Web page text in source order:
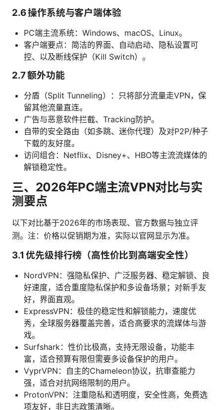
2.6 操作系统与客户端体验
PC端主流系统：Windows、macOS、Linux。
客户端要点：简洁的界面、自动启动、隐私设置可
控、以及断线保护（Kill Switch）。
2.7 额外功能
分盾（Split Tunneling）：只将部分流量走VPN，保
留其他流量直连。
广告与恶意软件拦截、Tracking防护。
自带的安全路由（如多跳、迷你代理）及对P2P/种子
下载的友好度。
访问组合：Netflix、Disney+、HBO等主流流媒体的
解锁稳定性。
三、2026年PC端主流VPN对比与实
测要点
以下对比基于2026年的市场表现、官方数据与独立评
测。注：价格以促销期为准，实际以官网显示为准。
3.1 优先级排行榜（高性价比到高端安全性）
NordVPN：强隐私保护、广泛服务器、稳定解锁、良
好速度，适合重度隐私保护和多设备场景；对新手友
好，界面直观。
ExpressVPN：极佳的稳定性和解锁能力，速度优
秀，全球服务器覆盖完善，适合高要求的流媒体与游
戏。
Surfshark：性价比极高，支持无限设备，功能丰
富，适合预算有限但需要多设备保护的用户。
VyprVPN：自主的Chameleon协议，抗审查能力
强，适合对抗网络限制的用户。
ProtonVPN：注重隐私和透明度，安全性高，免费选
项友好，非日志政策清晰。